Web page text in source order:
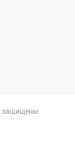
защищены.